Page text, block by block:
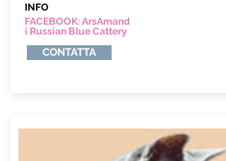
INFO
FACEBOOK: ArsAmand
i Russian Blue Cattery
CONTATTA